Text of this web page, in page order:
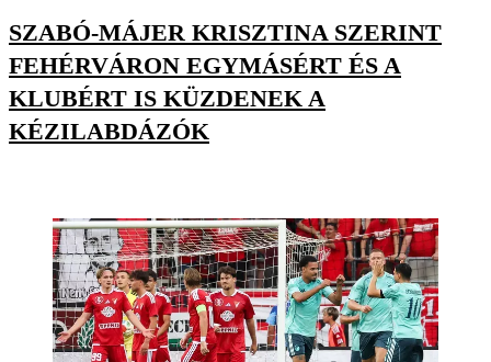
SZABÓ-MÁJER KRISZTINA SZERINT
FEHÉRVÁRON EGYMÁSÉRT ÉS A
KLUBÉRT IS KÜZDENEK A
KÉZILABDÁZÓK